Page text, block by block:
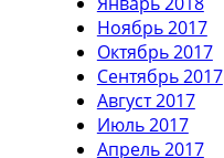
Ноябрь 2017
Октябрь 2017
Сентябрь 2017
Август 2017
Июль 2017
Апрель 2017